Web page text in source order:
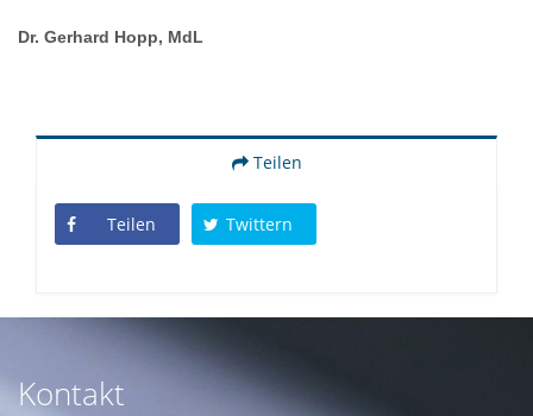
Dr. Gerhard Hopp, MdL
Teilen
Teilen Twittern
Kontakt